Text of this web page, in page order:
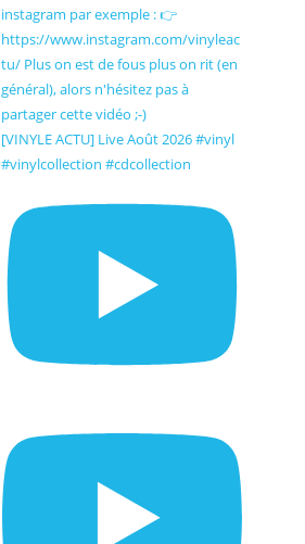
[VINYLE ACTU] Live Août 2026 #vinyl
#vinylcollection #cdcollection